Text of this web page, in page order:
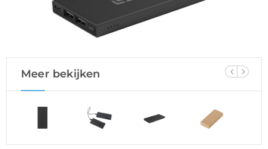
Meer bekijken